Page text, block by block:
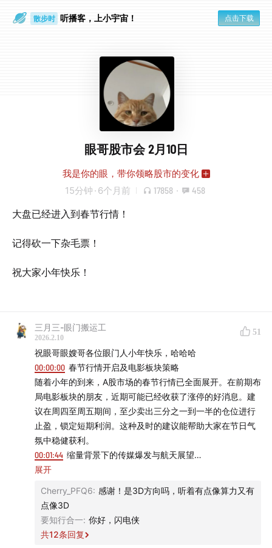
通勤路上 听播客，上小宇宙！ 点击下载
眼哥股市会 2月10日
我是你的眼，带你领略股市的变化
15分钟 · 6个月前 17858 · 458
大盘已经进入到春节行情！
记得砍一下杂毛票！
祝大家小年快乐！
三月三-眼门搬运工
2026.2.10
51
祝眼哥眼嫂哥各位眼门人小年快乐，哈哈哈
00:00:00 春节行情开启及电影板块策略
随着小年的到来，A股市场的春节行情已全面展开。在前期布
局电影板块的朋友，近期可能已经收获了涨停的好消息。建
议在周四至周五期间，至少卖出三分之一到一半的仓位进行
止盈，锁定短期利润。这种及时的建议能帮助大家在节日气
氛中稳健获利。
00:01:44 缩量背景下的传媒爆发与航天展望
为什么说春节行情已经启动？当前的缩量状态显示多头观望
将资金吸引至博弈埋伏中。相比之下，商业航天板块由于缺
乏春节期间的利好刺激，短期内可能陷入锯齿状的四浪调
整。我们需要关注蓝箭或天兵上市等关键信号，这或许是开
启下一波行情的关键钥匙，在此之前则需保持耐心，避免盲
展开
Cherry_PFQ6: 感谢！是3D方向吗，听着有点像算力又有
点像3D
要知行合一: 你好，闪电侠
共12条回复